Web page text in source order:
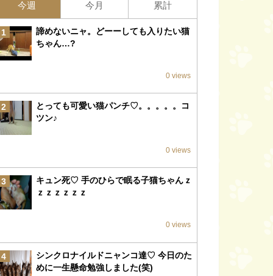
今週 今月 累計
1
諦めないニャ。どーーしても入りたい猫
ちゃん…?
0 views
2
とっても可愛い猫パンチ♡。。。。。コ
ツン♪
0 views
3
キュン死♡ 手のひらで眠る子猫ちゃんｚ
ｚｚｚｚｚｚ
0 views
4
シンクロナイルドニャンコ達♡ 今日のた
めに一生懸命勉強しました(笑)